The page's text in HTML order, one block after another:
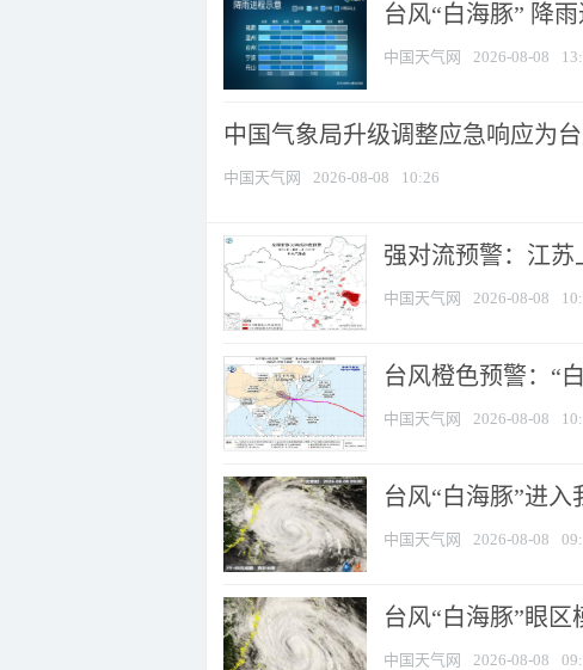
台风“白海豚” 降
中国天气网 2026-08-08
中国气象局升级调整应急响应为
中国天气网 2026-08-08 10:26
强对流预警：江苏
中国天气网 2026-08-08
台风橙色预警：“
中国天气网 2026-08-08
台风“白海豚”进
中国天气网 2026-08-08
台风“白海豚”眼
中国天气网 2026-08-08